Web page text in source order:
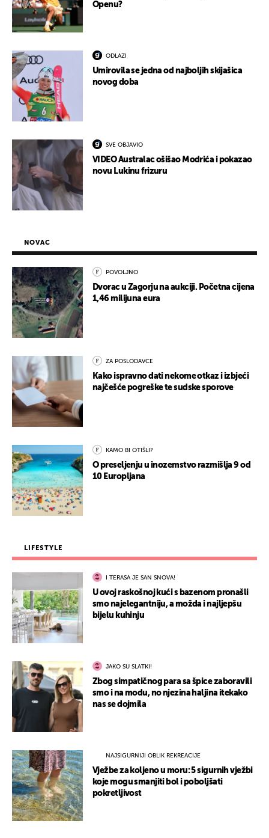
Openu?
ODLAZI
Umirovila se jedna od najboljih skijašica
novog doba
SVE OBJAVIO
VIDEO Australac ošišao Modrića i pokazao
novu Lukinu frizuru
NOVAC
POVOLJNO
Dvorac u Zagorju na aukciji. Početna cijena
1,46 milijuna eura
ZA POSLODAVCE
Kako ispravno dati nekome otkaz i izbjeći
najčešće pogreške te sudske sporove
KAMO BI OTIŠLI?
O preseljenju u inozemstvo razmišlja 9 od
10 Europljana
LIFESTYLE
I TERASA JE SAN SNOVA!
U ovoj raskošnoj kući s bazenom pronašli
smo najelegantniju, a možda i najljepšu
bijelu kuhinju
JAKO SU SLATKI!
Zbog simpatičnog para sa špice zaboravili
smo i na modu, no njezina haljina itekako
nas se dojmila
NAJSIGURNIJI OBLIK REKREACIJE
Vježbe za koljeno u moru: 5 sigurnih vježbi
koje mogu smanjiti bol i poboljšati
pokretljivost